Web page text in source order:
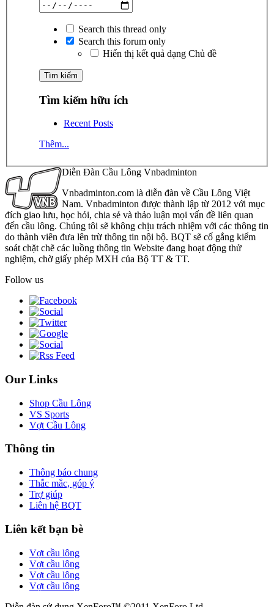
Search this thread only
Search this forum only
Hiển thị kết quả dạng Chủ đề
Tìm kiếm hữu ích
Recent Posts
Thêm...
Diễn Đàn Cầu Lông Vnbadminton
Vnbadminton.com là diễn đàn về Cầu Lông Việt
Nam. Vnbadminton được thành lập từ 2012 với mục
đích giao lưu, học hỏi, chia sẻ và thảo luận mọi vấn đề liên quan
đến cầu lông. Chúng tôi sẽ không chịu trách nhiệm với các thông tin
do thành viên đưa lên trừ thông tin nội bộ. BQT sẽ cố gắng kiểm
soát chặt chẽ các luồng thông tin Website đang hoạt động thử
nghiệm, chờ giấy phép MXH của Bộ TT & TT.
Follow us
Our Links
Shop Cầu Lông
VS Sports
Vợt Cầu Lông
Thông tin
Thông báo chung
Thắc mắc, góp ý
Trợ giúp
Liên hệ BQT
Liên kết bạn bè
Vợt cầu lông
Vợt cầu lông
Vợt cầu lông
Vợt cầu lông